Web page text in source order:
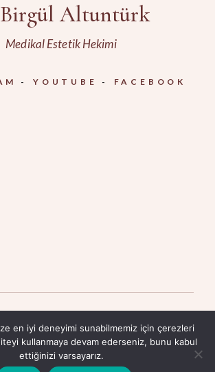
Altuntürk
Medikal Estetik Hekimi
YOUTUBE FACEBOOK
Site Kullanım Şartları
en iyi deneyimi sunabilmemiz için çerezleri
kullanmaya devam ederseniz, bunu kabul
ettiğinizi varsayarız.